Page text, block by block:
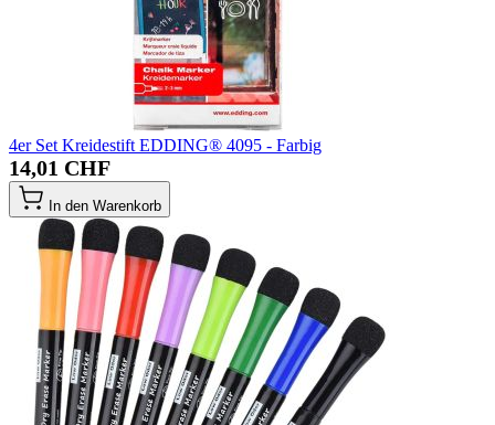
4er Set Kreidestift EDDING® 4095 - Farbig
14,01 CHF
In den Warenkorb